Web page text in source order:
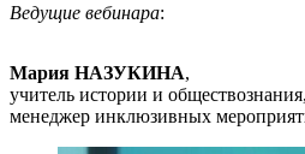
Ведущие вебинара:
Мария НАЗУКИНА,
учитель истории и обществознания,
менеджер инклюзивных